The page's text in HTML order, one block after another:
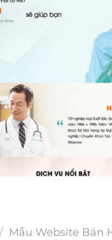
/ Mẫu Website Bán